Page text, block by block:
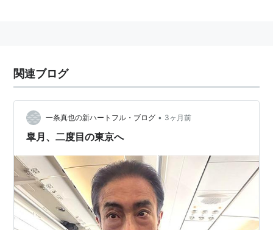
スはおいしい』
ISBN:4579303814『りんぼう先生昔噺』
ISBN:4101428239『東京珍景録』
ISBN:4582850022 『古今黄金譚―古典の中の糞尿
物語』
ISBN:4896921917『新海潮音』
ISBN:4334006698『書斎の造りかた』
ISBN:4062648156『リンボウ先生の書物探偵帖』
ISBN:458263379X『リンボウ先生の「是はうま
い!』
関連ブログ
一条真也の新ハートフル・ブログ • 3ヶ月前
皐月、二度目の東京へ